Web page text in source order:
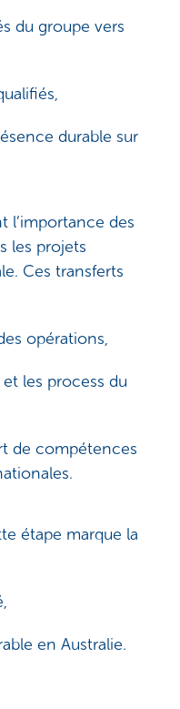
du groupe vers
durable sur
l’importance des
les projets
Ces transferts
opérations,
les process du
de compétences
étape marque la
en Australie.